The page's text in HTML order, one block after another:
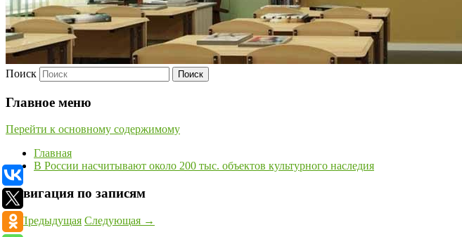
Поиск
Главное меню
Перейти к основному содержимому
Главная
В России насчитывают около 200 тыс. объектов культурного наследия
Навигация по записям
←Предыдущая Следующая →